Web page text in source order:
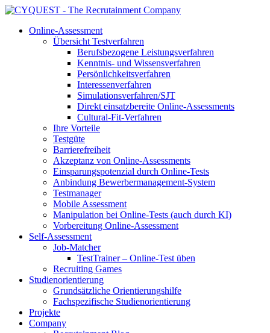
Online-Assessment
Übersicht Testverfahren
Berufsbezogene Leistungsverfahren
Kenntnis- und Wissensverfahren
Persönlichkeitsverfahren
Interessenverfahren
Simulationsverfahren/SJT
Direkt einsatzbereite Online-Assessments
Cultural-Fit-Verfahren
Ihre Vorteile
Testgüte
Barrierefreiheit
Akzeptanz von Online-Assessments
Einsparungspotenzial durch Online-Tests
Anbindung Bewerbermanagement-System
Testmanager
Mobile Assessment
Manipulation bei Online-Tests (auch durch KI)
Vorbereitung Online-Assessment
Self-Assessment
Job-Matcher
TestTrainer – Online-Test üben
Recruiting Games
Studienorientierung
Grundsätzliche Orientierungshilfe
Fachspezifische Studienorientierung
Projekte
Company